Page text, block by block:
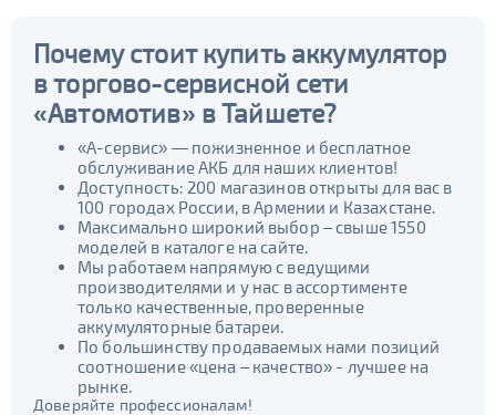
Почему стоит купить аккумулятор
в торгово-сервисной сети
«Автомотив» в Тайшете?
«А-сервис» — пожизненное и бесплатное
обслуживание АКБ для наших клиентов!
Доступность: 200 магазинов открыты для вас в
100 городах России, в Армении и Казахстане.
Максимально широкий выбор – свыше 1550
моделей в каталоге на сайте.
Мы работаем напрямую с ведущими
производителями и у нас в ассортименте
только качественные, проверенные
аккумуляторные батареи.
По большинству продаваемых нами позиций
соотношение «цена – качество» - лучшее на
рынке.
Доверяйте профессионалам!